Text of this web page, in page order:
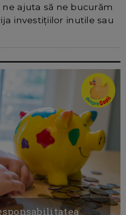
ajuta să ne bucurăm
investițiilor inutile sau